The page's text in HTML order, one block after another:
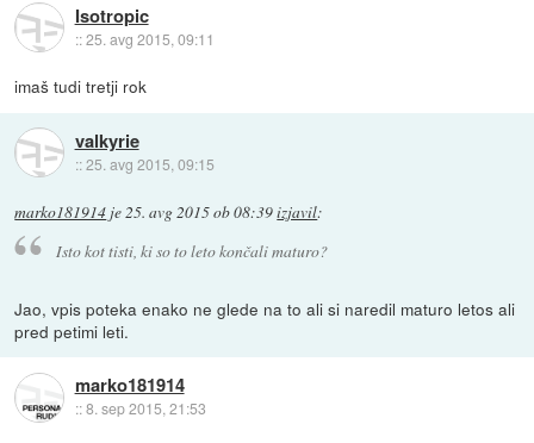
Isotropic
::25. avg 2015, 09:11
imaš tudi tretji rok
valkyrie
::25. avg 2015, 09:15
marko181914 je 25. avg 2015 ob 08:39izjavil:
Isto kot tisti, ki so to leto končali maturo?
Jao, vpis poteka enako ne glede na to ali si naredil maturo letos ali
pred petimi leti.
marko181914
::8. sep 2015, 21:53